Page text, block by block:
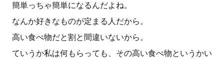
簡単っちゃ簡単になるんだよね。
なんか好きなものが定まる人だから。
高い食べ物だと割と間違いないから。
ていうか私は何もらっても、その高い食べ物というかい